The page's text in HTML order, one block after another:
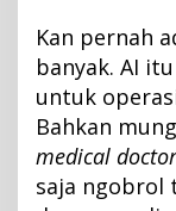
Kan pernah
banyak. AI
untuk
Bahkan
medical doctor
saja ngobrol